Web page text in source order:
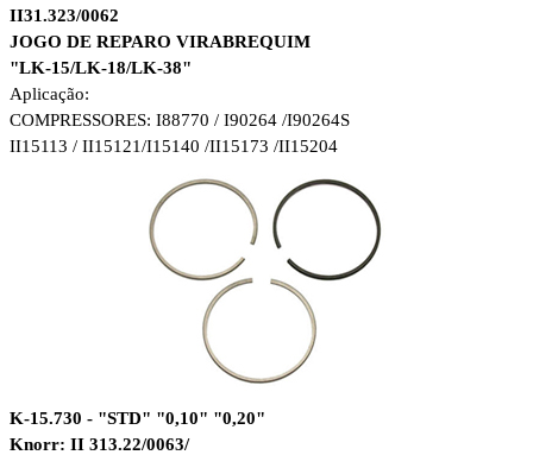
II31.323/0062
JOGO DE REPARO VIRABREQUIM
"LK-15/LK-18/LK-38"
Aplicação:
COMPRESSORES: I88770 / I90264 /I90264S
II15113 / II15121/I15140 /II15173 /II15204
K-15.730 - "STD" "0,10" "0,20"
Knorr: II 313.22/0063/